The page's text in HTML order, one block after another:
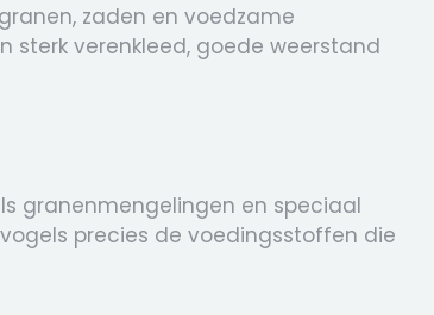
zaden en voedzame
sterk verenkleed, goede weerstand
granenmengelingen en speciaal
precies de voedingsstoffen die